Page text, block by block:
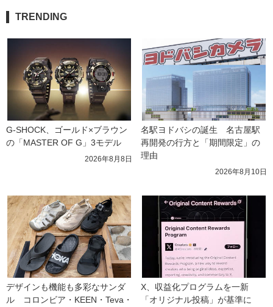
TRENDING
G-SHOCK、ゴールド×ブラウン
の「MASTER OF G」3モデル
2026年8月8日
名駅ヨドバシの誕生　名古屋駅
再開発の行方と「期間限定」の
理由
2026年8月10日
デザインも機能も多彩なサンダ
ル　コロンビア・KEEN・Teva・
X、収益化プログラムを一新
「オリジナル投稿」が基準に